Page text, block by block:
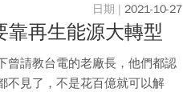
2021-10-27
靠再生能源大轉型
曾請教台電的老廠長，他們都認
不見了，不是花百億就可以解